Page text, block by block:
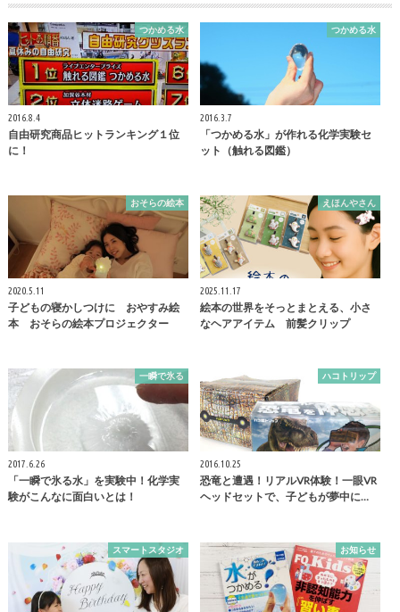
つかめる水
2016.8.4
自由研究商品ヒットランキング１位
に！
つかめる水
2016.3.7
「つかめる水」が作れる化学実験セ
ット（触れる図鑑）
おそらの絵本
2020.5.11
子どもの寝かしつけに おやすみ絵
本 おそらの絵本プロジェクター
えほんやさん
2025.11.17
絵本の世界をそっとまとえる、小さ
なヘアアイテム 前髪クリップ
一瞬で氷る
2017.6.26
「一瞬で氷る水」を実験中！化学実
験がこんなに面白いとは！
ハコトリップ
2016.10.25
恐竜と遭遇！リアルVR体験！一眼VR
ヘッドセットで、子どもが夢中に…
スマートスタジオ お知らせ